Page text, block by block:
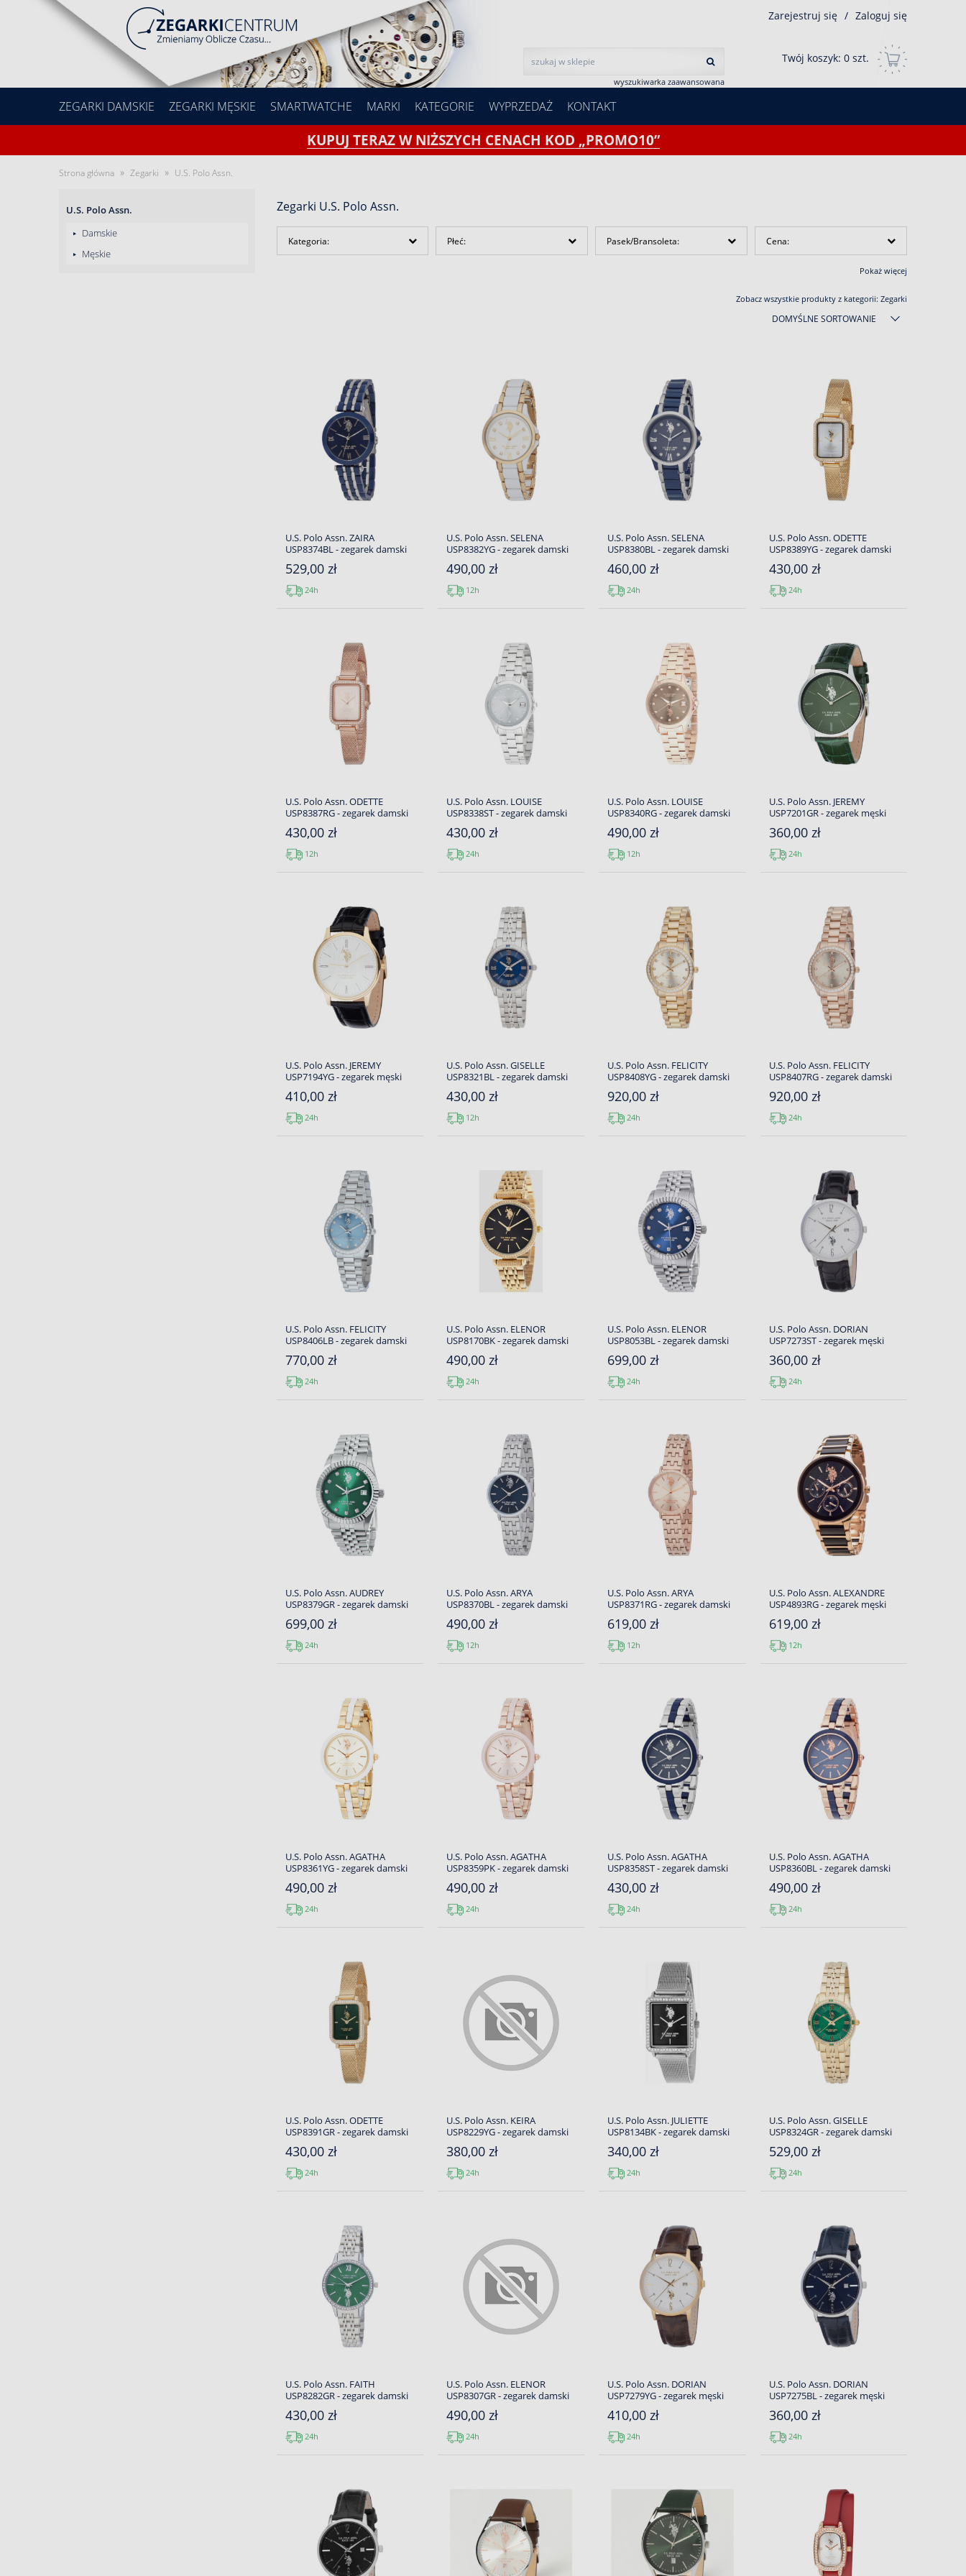
wyszukiwarka zaawansowana
Zarejestruj się / Zaloguj się
Twój koszyk: 0 szt.
ZEGARKI DAMSKIE ZEGARKI MĘSKIE SMARTWATCHE MARKI KATEGORIE WYPRZEDAŻ KONTAKT
KUPUJ TERAZ W NIŻSZYCH CENACH KOD „PROMO10”
Strona główna » Zegarki » U.S. Polo Assn.
U.S. Polo Assn.
Damskie
Męskie
Zegarki U.S. Polo Assn.
Kategoria: Płeć: Pasek/Bransoleta: Cena:
Pokaż więcej
Zobacz wszystkie produkty z kategorii: Zegarki
DOMYŚLNE SORTOWANIE
U.S. Polo Assn. ZAIRA
USP8374BL - zegarek damski
529,00 zł
24h
U.S. Polo Assn. SELENA
USP8382YG - zegarek damski
490,00 zł
12h
U.S. Polo Assn. SELENA
USP8380BL - zegarek damski
460,00 zł
24h
U.S. Polo Assn. ODETTE
USP8389YG - zegarek damski
430,00 zł
24h
U.S. Polo Assn. ODETTE
USP8387RG - zegarek damski
430,00 zł
12h
U.S. Polo Assn. LOUISE
USP8338ST - zegarek damski
430,00 zł
24h
U.S. Polo Assn. LOUISE
USP8340RG - zegarek damski
490,00 zł
12h
U.S. Polo Assn. JEREMY
USP7201GR - zegarek męski
360,00 zł
24h
U.S. Polo Assn. JEREMY
USP7194YG - zegarek męski
410,00 zł
24h
U.S. Polo Assn. GISELLE
USP8321BL - zegarek damski
430,00 zł
12h
U.S. Polo Assn. FELICITY
USP8408YG - zegarek damski
920,00 zł
24h
U.S. Polo Assn. FELICITY
USP8407RG - zegarek damski
920,00 zł
24h
U.S. Polo Assn. FELICITY
USP8406LB - zegarek damski
770,00 zł
24h
U.S. Polo Assn. ELENOR
USP8170BK - zegarek damski
490,00 zł
24h
U.S. Polo Assn. ELENOR
USP8053BL - zegarek damski
699,00 zł
24h
U.S. Polo Assn. DORIAN
USP7273ST - zegarek męski
360,00 zł
24h
U.S. Polo Assn. AUDREY
USP8379GR - zegarek damski
699,00 zł
24h
U.S. Polo Assn. ARYA
USP8370BL - zegarek damski
490,00 zł
12h
U.S. Polo Assn. ARYA
USP8371RG - zegarek damski
619,00 zł
12h
U.S. Polo Assn. ALEXANDRE
USP4893RG - zegarek męski
619,00 zł
12h
U.S. Polo Assn. AGATHA
USP8361YG - zegarek damski
490,00 zł
24h
U.S. Polo Assn. AGATHA
USP8359PK - zegarek damski
490,00 zł
24h
U.S. Polo Assn. AGATHA
USP8358ST - zegarek damski
430,00 zł
24h
U.S. Polo Assn. AGATHA
USP8360BL - zegarek damski
490,00 zł
24h
U.S. Polo Assn. ODETTE
USP8391GR - zegarek damski
430,00 zł
24h
U.S. Polo Assn. KEIRA
USP8229YG - zegarek damski
380,00 zł
24h
U.S. Polo Assn. JULIETTE
USP8134BK - zegarek damski
340,00 zł
24h
U.S. Polo Assn. GISELLE
USP8324GR - zegarek damski
529,00 zł
24h
U.S. Polo Assn. FAITH
USP8282GR - zegarek damski
430,00 zł
24h
U.S. Polo Assn. ELENOR
USP8307GR - zegarek damski
490,00 zł
24h
U.S. Polo Assn. DORIAN
USP7279YG - zegarek męski
410,00 zł
24h
U.S. Polo Assn. DORIAN
USP7275BL - zegarek męski
360,00 zł
24h